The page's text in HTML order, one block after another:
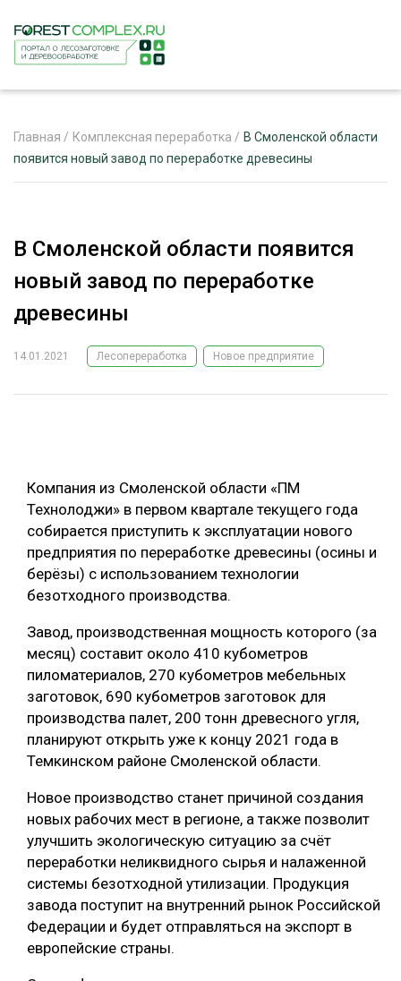
РЕКЛАМОДАТЕЛЯМ
ЛЕСНОЕ ХОЗЯЙСТВО
ЛЕСОЗАГОТОВКА
БИОЭНЕРГЕТИКА
ЛЕСОВОССТАНОВЛЕНИЕ И ЗАЩИТА
ЛОГИСТИКА
ПРОИЗВОДСТВО ДРЕВЕСНЫХ ПЛИТ
КОМПЛЕКСНАЯ ПЕРЕРАБОТКА
ЛЕСОПИЛЕНИЕ
БЕЗОПАСНОЕ ПРОИЗВОДСТВО
СОРТИРОВКА ДРЕВЕСИНЫ
СУШКА ДРЕВЕСИНЫ
МЕБЕЛЬНОЕ ПРОИЗВОДСТВО
ТЕМАТИЧЕСКИЕ ПРОЕКТЫ
ПОДБОРКИ СТАТЕЙ
ЭКСПЕРТНОЕ МНЕНИЕ
Главная / Комплексная переработка / В Смоленской области
появится новый завод по переработке древесины
В Смоленской области появится
новый завод по переработке
древесины
14.01.2021 Лесопереработка Новое предприятие
Компания из Смоленской области «ПМ
Технолоджи» в первом квартале текущего года
собирается приступить к эксплуатации нового
предприятия по переработке древесины (осины и
берёзы) с использованием технологии
безотходного производства.
Завод, производственная мощность которого (за
месяц) составит около 410 кубометров
пиломатериалов, 270 кубометров мебельных
заготовок, 690 кубометров заготовок для
производства палет, 200 тонн древесного угля,
планируют открыть уже к концу 2021 года в
Темкинском районе Смоленской области.
Новое производство станет причиной создания
новых рабочих мест в регионе, а также позволит
улучшить экологическую ситуацию за счёт
переработки неликвидного сырья и налаженной
системы безотходной утилизации. Продукция
завода поступит на внутренний рынок Российской
Федерации и будет отправляться на экспорт в
европейские страны.